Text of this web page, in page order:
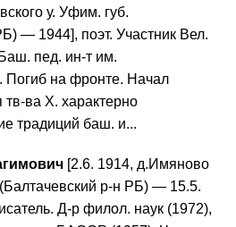
у. Уфим. губ.
— 1944], поэт. Участник Вел.
пед. ин-т им.
Погиб на фронте. Начал
тв-ва Х. характерно
традиций баш. и...
[2.6. 1914, д.Имяново
р-н РБ) — 15.5.
Д-р филол. наук (1972),